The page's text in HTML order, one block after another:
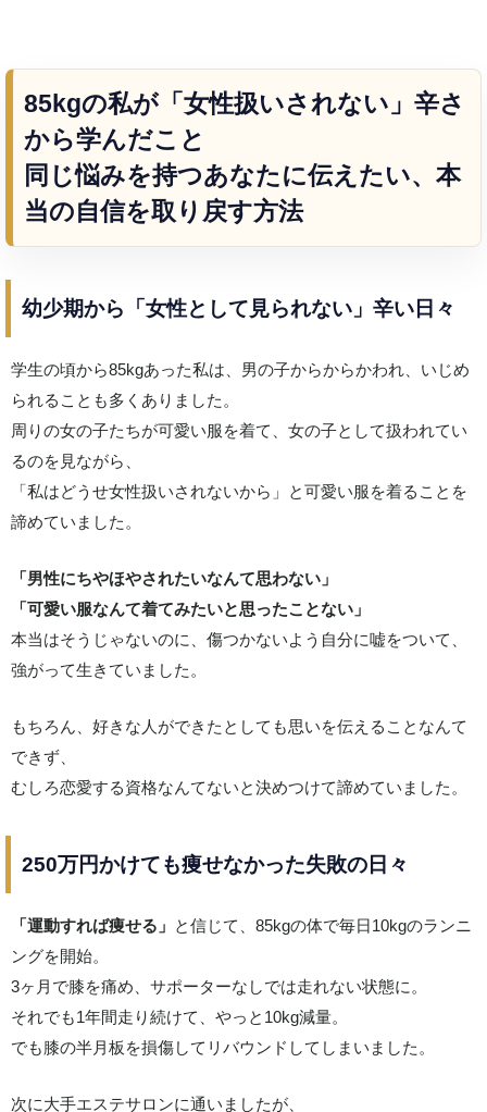
85kgの私が「女性扱いされない」辛さ
から学んだこと
同じ悩みを持つあなたに伝えたい、本
当の自信を取り戻す方法
幼少期から「女性として見られない」辛い日々
学生の頃から85kgあった私は、男の子からからかわれ、いじめ
られることも多くありました。
周りの女の子たちが可愛い服を着て、女の子として扱われてい
るのを見ながら、
「私はどうせ女性扱いされないから」と可愛い服を着ることを
諦めていました。
「男性にちやほやされたいなんて思わない」
「可愛い服なんて着てみたいと思ったことない」
本当はそうじゃないのに、傷つかないよう自分に嘘をついて、
強がって生きていました。
もちろん、好きな人ができたとしても思いを伝えることなんて
できず、
むしろ恋愛する資格なんてないと決めつけて諦めていました。
250万円かけても痩せなかった失敗の日々
「運動すれば痩せる」 と信じて、85kgの体で毎日10kgのランニ
ングを開始。
3ヶ月で膝を痛め、サポーターなしでは走れない状態に。
それでも1年間走り続けて、やっと10kg減量。
でも膝の半月板を損傷してリバウンドしてしまいました。
次に大手エステサロンに通いましたが、